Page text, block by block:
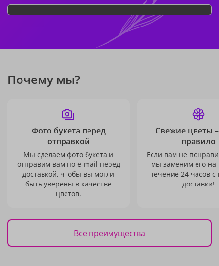
Почему мы?
Фото букета перед
отправкой
Мы сделаем фото букета и
отправим вам по e-mail перед
доставкой, чтобы вы могли
быть уверены в качестве
цветов.
Свежие цветы
правило
Если вам не
мы заменим его на
течение 24 часов с
доставки!
Все преимущества